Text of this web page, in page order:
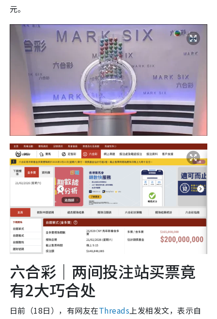
元。
六合彩｜两间投注站买票竟
有2大巧合处
日前（18日），有网友在Threads上发相发文，表示自